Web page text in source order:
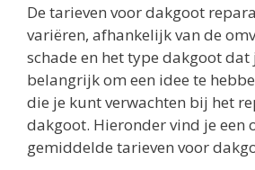
De tarieven voor dakgoot
variëren, afhankelijk van de
schade en het type dakgoot dat
belangrijk om een idee te
die je kunt verwachten bij het
dakgoot. Hieronder vind je een
gemiddelde tarieven voor